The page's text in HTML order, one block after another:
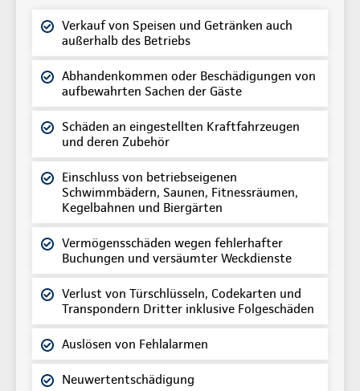
Verkauf von Speisen und Getränken auch
außerhalb des Betriebs
Abhandenkommen oder Beschädigungen von
aufbewahrten Sachen der Gäste
Schäden an eingestellten Kraftfahrzeugen
und deren Zubehör
Einschluss von betriebseigenen
Schwimmbädern, Saunen, Fitnessräumen,
Kegelbahnen und Biergärten
Vermögensschäden wegen fehlerhafter
Buchungen und versäumter Weckdienste
Verlust von Türschlüsseln, Codekarten und
Transpondern Dritter inklusive Folgeschäden
Auslösen von Fehlalarmen
Neuwertentschädigung